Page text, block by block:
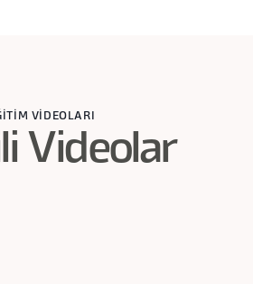
VİDEOLARI
Videolar